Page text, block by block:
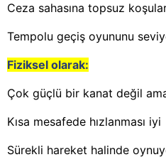
Ceza sahasına topsuz
Tempolu geçiş oyununu
Fiziksel olarak:
Çok güçlü bir kanat değil
Kısa mesafede hızlanması iyi
Sürekli hareket halinde